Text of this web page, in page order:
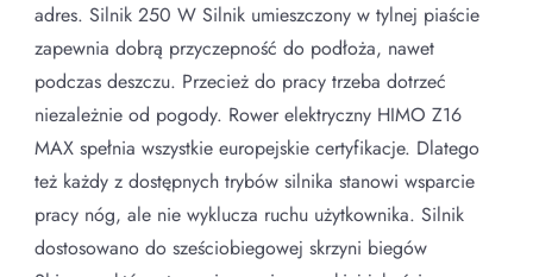
adres. Silnik 250 W Silnik umieszczony w tylnej piaście
zapewnia dobrą przyczepność do podłoża, nawet
podczas deszczu. Przecież do pracy trzeba dotrzeć
niezależnie od pogody. Rower elektryczny HIMO Z16
MAX spełnia wszystkie europejskie certyfikacje. Dlatego
też każdy z dostępnych trybów silnika stanowi wsparcie
pracy nóg, ale nie wyklucza ruchu użytkownika. Silnik
dostosowano do sześciobiegowej skrzyni biegów